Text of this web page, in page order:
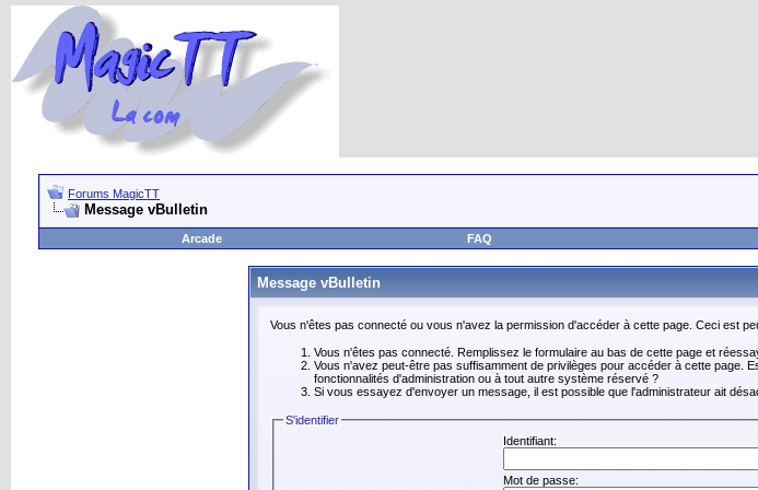
Forums MagicTT
Message vBulletin
Arcade
FAQ
Message vBulletin
Vous n'êtes pas connecté ou vous n'avez la permission d'accéder à cette page. Ceci est
Vous n'êtes pas connecté. Remplissez le formulaire au bas de cette page et
Vous n'avez peut-être pas suffisamment de privilèges pour accéder à cette page.
fonctionnalités d'administration ou à tout autre système réservé ?
Si vous essayez d'envoyer un message, il est possible que l'administrateur ait
S'identifier
Identifiant:
Mot de passe: